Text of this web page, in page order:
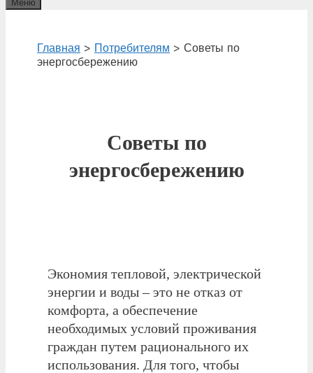
Меню
Главная > Потребителям > Советы по
энергосбережению
Советы по
энергосбережению
Экономия тепловой, электрической
энергии и воды – это не отказ от
комфорта, а обеспечение
необходимых условий проживания
граждан путем рационального их
использования. Для того, чтобы